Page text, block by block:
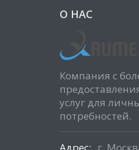
О НАС
Компания с
услуг для
потребностей.